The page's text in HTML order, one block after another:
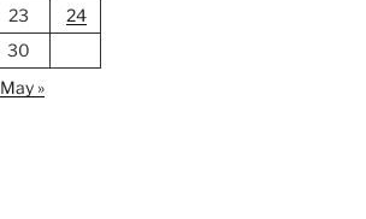
23
24
30
May »